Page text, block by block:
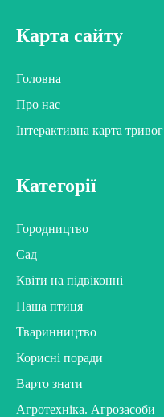
Карта сайту
Головна
Про нас
Інтерактивна карта тривог
Категорії
Городництво
Сад
Квіти на підвіконні
Наша птиця
Тваринництво
Корисні поради
Варто знати
Агротехніка. Агрозасоби